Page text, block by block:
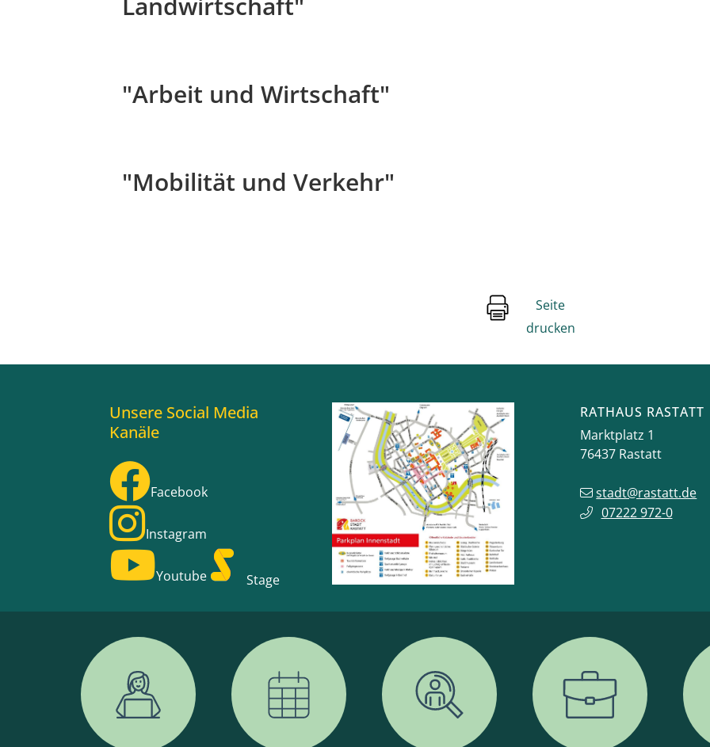
"Arbeit und Wirtschaft"
"Mobilität und Verkehr"
Seite
drucken
Unsere Social Media
Kanäle
Facebook
Instagram
Youtube Stage
RATHAUS RASTATT
Marktplatz 1
76437 Rastatt
stadt@rastatt.de
07222 972-0